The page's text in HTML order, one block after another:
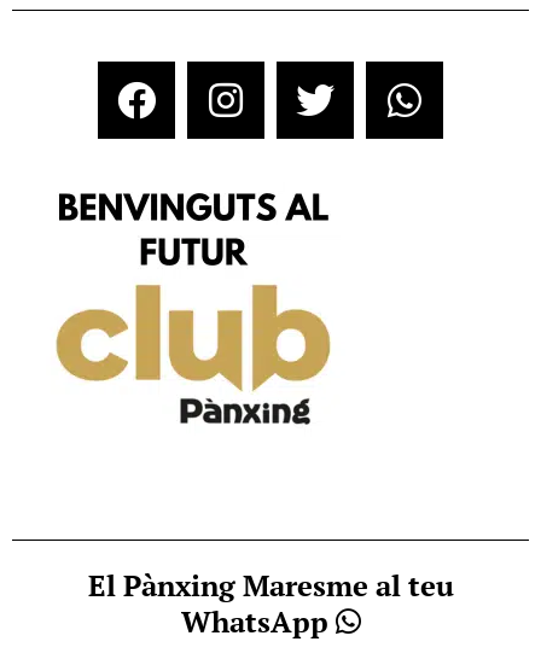
El Pànxing Maresme al teu
WhatsApp